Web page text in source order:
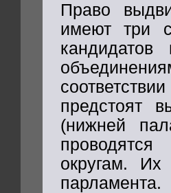
Право
имеют три
предстоят
(нижней
округам.
парламента.